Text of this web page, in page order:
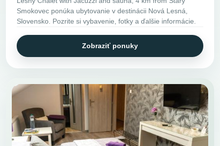
Smokovec ponúka ubytovanie v destinácii Nová Lesná,
Slovensko. Pozrite si vybavenie, fotky a ďalšie informácie.
Zobraziť ponuky